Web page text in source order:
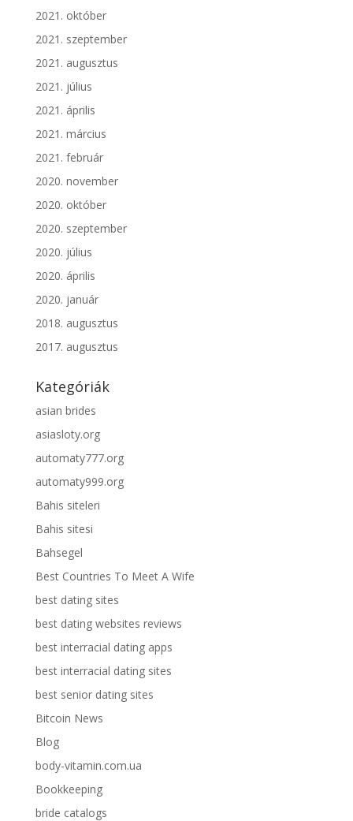
2021. október
2021. szeptember
2021. augusztus
2021. július
2021. április
2021. március
2021. február
2020. november
2020. október
2020. szeptember
2020. július
2020. április
2020. január
2018. augusztus
2017. augusztus
Kategóriák
asian brides
asiasloty.org
automaty777.org
automaty999.org
Bahis siteleri
Bahis sitesi
Bahsegel
Best Countries To Meet A Wife
best dating sites
best dating websites reviews
best interracial dating apps
best interracial dating sites
best senior dating sites
Bitcoin News
Blog
body-vitamin.com.ua
Bookkeeping
bride catalogs